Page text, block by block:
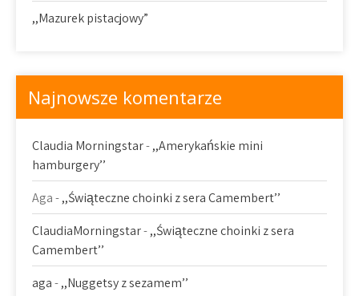
,,Mazurek pistacjowy”
Najnowsze komentarze
Claudia Morningstar-,,Amerykańskie mini
hamburgery’’
Aga-,,Świąteczne choinki z sera Camembert’’
ClaudiaMorningstar-,,Świąteczne choinki z sera
Camembert’’
aga-,,Nuggetsy z sezamem’’